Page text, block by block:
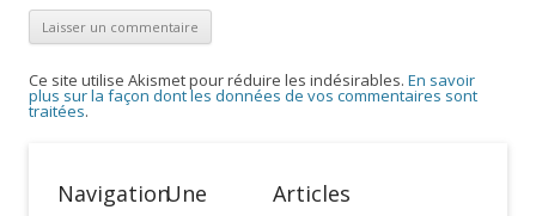
Ce site utilise Akismet pour réduire les indésirables. En savoir
plus sur la façon dont les données de vos commentaires sont
traitées.
NavigationUne
Articles